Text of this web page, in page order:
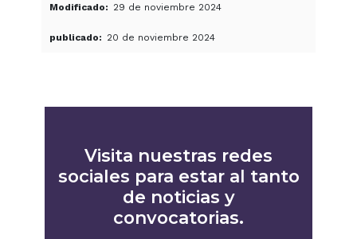
Modificado 29 de noviembre 2024
publicado 20 de noviembre 2024
Visita nuestras redes
sociales para estar al tanto
de noticias y
convocatorias.